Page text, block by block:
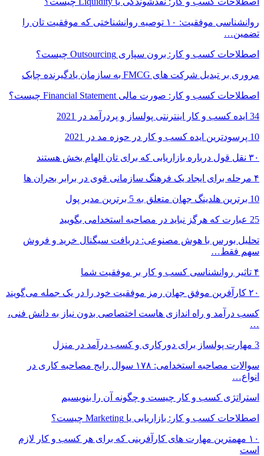
روانشناسی موفقیت: ۱۰ توصیه روانشناختی که موفقیت تان را
تضمین…
اصطلاحات کسب و کار: برون‌ سپاری Outsourcing چیست؟
مروری بر تبدیل شرکت های FMCG به سازمان یادگیرنده چابک
اصطلاحات کسب و کار: صورت مالی Financial Statement چیست؟
34 ایده کسب و کار اینترنتی پولساز و پردرآمد در 2021
10 پرسودترین ایده کسب و کار در حوزه مد در 2021
۳۰ نقل قول درباره بازاریابی که برای تان الهام بخش هستند
۴ مرحله برای ایجاد یک فرهنگ سازمانی قوی در برابر بحران ها
10 برترین هلدینگ جهان متعلق به 5 برترین مدیر پول
25 عبارت که هرگز نباید در مصاحبه استخدامی بگویید
تحلیل بورس با هوش مصنوعی: دریافت سیگنال خرید و فروش
سهم فقط…
۴ تاثیر روانشناسی کسب و کار بر موفقیت شما
۲۰ کارآفرین موفق جهان رمز موفقیت خود را در یک جمله می‌گویند
کسب درآمد و راه اندازی هاست اختصاصی بدون نیاز به دانش فنی،
…
3 مهارت پولساز برای دورکاری و کسب درآمد در منزل
سوالات مصاحبه استخدامی: ۱۷۸ سوال رایج مصاحبه کاری در
انواع…
استراتژی کسب و کار چیست و چگونه آن را بنویسیم
اصطلاحات کسب و کار: بازاریابی یا Marketing چیست؟
۱۰ مهمترین مهارت های کارآفرینی که برای هر کسب و کار لازم
است